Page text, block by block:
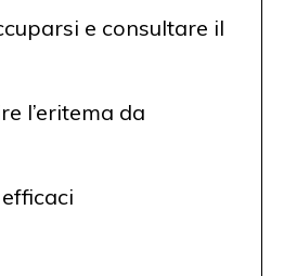
e consultare il
l’eritema da